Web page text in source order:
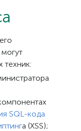
техник:
SQL-кода
а (XSS);